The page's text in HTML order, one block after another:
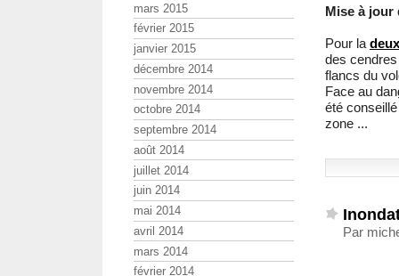
Mise à jour
Pour la
des
flancs du
Face au
été
zone ...
Par
mars 2015
février 2015
janvier 2015
décembre 2014
novembre 2014
octobre 2014
septembre 2014
août 2014
juillet 2014
juin 2014
mai 2014
avril 2014
mars 2014
février 2014